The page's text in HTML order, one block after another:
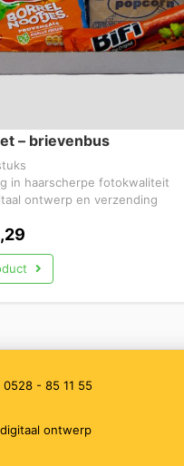
– brievenbus
in haarscherpe fotokwaliteit
ontwerp en verzending
0528 - 85 11 55
digitaal ontwerp